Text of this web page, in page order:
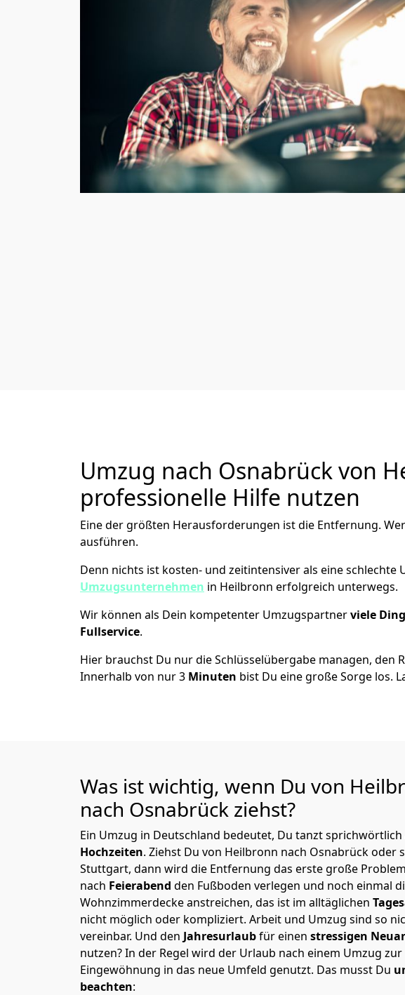
Umzug nach Osnabrück von
professionelle Hilfe nutzen
Eine der größten Herausforderungen ist die Entfernung.
ausführen.
Denn nichts ist kosten- und zeitintensiver als eine schlechte
Umzugsunternehmen in Heilbronn erfolgreich unterwegs.
Wir können als Dein kompetenter Umzugspartnerviele
Fullservice.
Hier brauchst Du nur die Schlüsselübergabe managen, den
Innerhalb von nur 3 Minuten bist Du eine große Sorge los.
Was ist wichtig, wenn Du von
nach Osnabrück ziehst?
Ein Umzug in Deutschland bedeutet, Du tanzt
Hochzeiten. Ziehst Du von Heilbronn nach Osnabrück oder
Stuttgart, dann wird die Entfernung das erste große
nach Feierabend den Fußboden verlegen und noch einmal
Wohnzimmerdecke anstreichen, das ist im alltäglichen
nicht möglich oder kompliziert. Arbeit und Umzug sind so
vereinbar. Und den Jahresurlaubfür einen stressigen
nutzen? In der Regel wird der Urlaub nach einem Umzug zur
Eingewöhnung in das neue Umfeld genutzt. Das musst Du
beachten: